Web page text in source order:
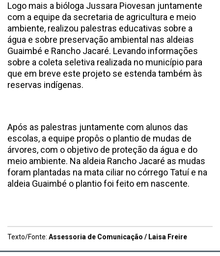
Logo mais a bióloga Jussara Piovesan juntamente
com a equipe da secretaria de agricultura e meio
ambiente, realizou palestras educativas sobre a
água e sobre preservação ambiental nas aldeias
Guaimbé e Rancho Jacaré. Levando informações
sobre a coleta seletiva realizada no município para
que em breve este projeto se estenda também às
reservas indígenas.
Após as palestras juntamente com alunos das
escolas, a equipe propôs o plantio de mudas de
árvores, com o objetivo de proteção da água e do
meio ambiente. Na aldeia Rancho Jacaré as mudas
foram plantadas na mata ciliar no córrego Tatuí e na
aldeia Guaimbé o plantio foi feito em nascente.
Texto/Fonte: Assessoria de Comunicação / Laisa Freire